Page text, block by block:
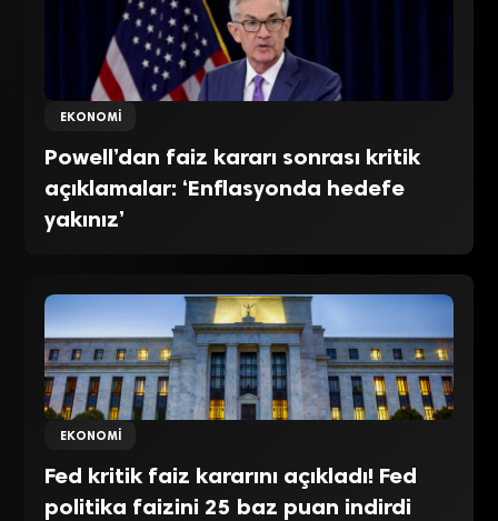
EKONOMI
Powell’dan faiz kararı sonrası kritik
açıklamalar: ‘Enflasyonda hedefe
yakınız’
EKONOMI
Fed kritik faiz kararını açıkladı! Fed
politika faizini 25 baz puan indirdi